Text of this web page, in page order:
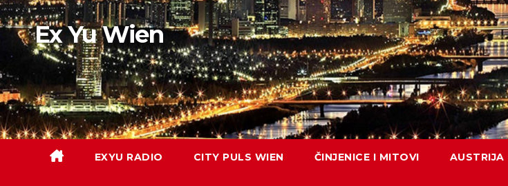
Ex Yu Wien
EXYU RADIO CITY PULS WIEN ČINJENICE I MITOVI AUSTRIJA